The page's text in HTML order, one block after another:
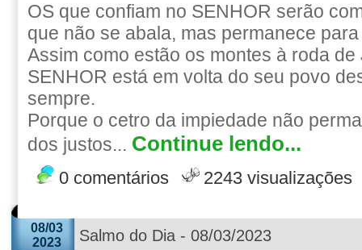
OS que confiam no SENHOR serão
que não se abala, mas permanece
Assim como estão os montes à roda
SENHOR está em volta do seu povo
sempre.
Porque o cetro da impiedade não
dos justos... Continue lendo...
0 comentários 2243 visualizações
08/03
2023
Salmo do Dia - 08/03/2023